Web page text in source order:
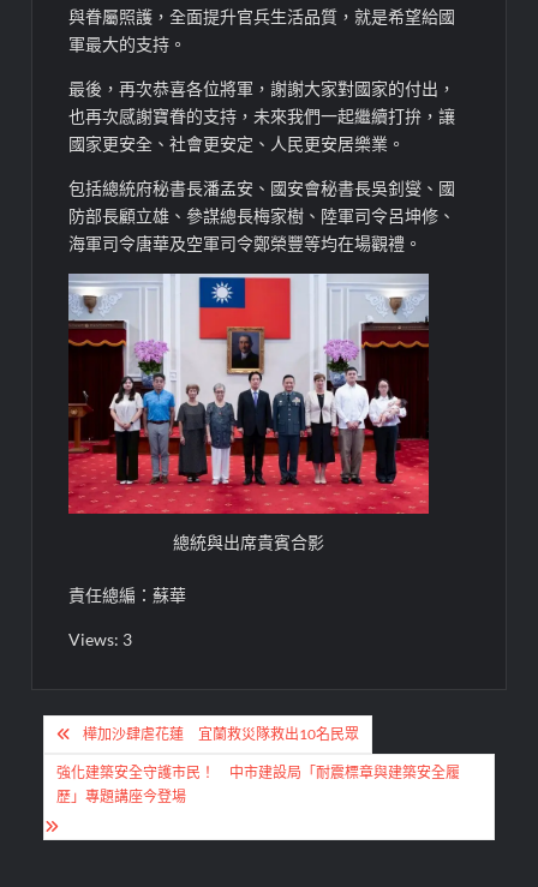
與眷屬照護，全面提升官兵生活品質，就是希望給國
軍最大的支持。
最後，再次恭喜各位將軍，謝謝大家對國家的付出，
也再次感謝寶眷的支持，未來我們一起繼續打拚，讓
國家更安全、社會更安定、人民更安居樂業。
包括總統府秘書長潘孟安、國安會秘書長吳釗燮、國
防部長顧立雄、參謀總長梅家樹、陸軍司令呂坤修、
海軍司令唐華及空軍司令鄭榮豐等均在場觀禮。
總統與出席貴賓合影
責任總編：蘇華
Views: 3
文
章
導
覽
樺加沙肆虐花蓮 宜蘭救災隊救出10名民眾
強化建築安全守護市民！ 中市建設局「耐震標章與建築安全履
歷」專題講座今登場